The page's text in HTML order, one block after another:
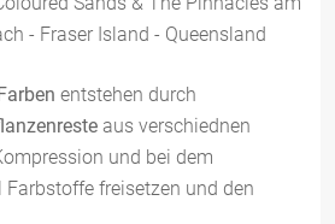
entstehen durch
aus verschiednen
und bei dem
freisetzen und den